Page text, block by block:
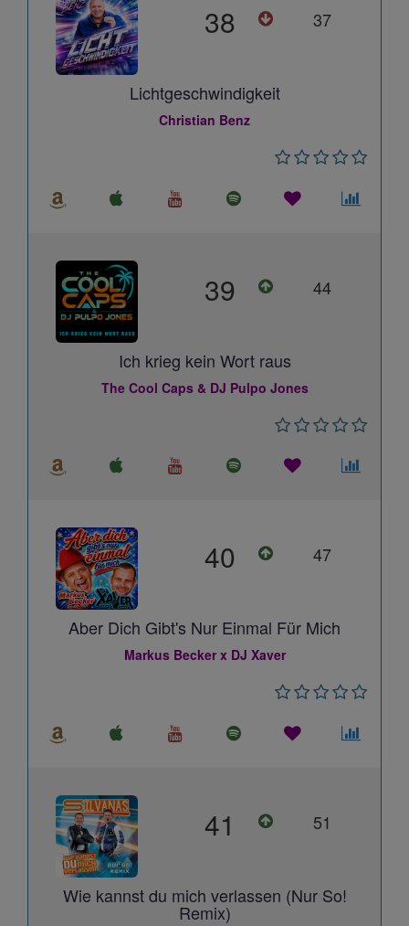
38 37
Lichtgeschwindigkeit
Christian Benz
39 44
Ich krieg kein Wort raus
The Cool Caps & DJ Pulpo Jones
40 47
Aber Dich Gibt's Nur Einmal Für Mich
Markus Becker x DJ Xaver
41 51
Wie kannst du mich verlassen (Nur So!
Remix)